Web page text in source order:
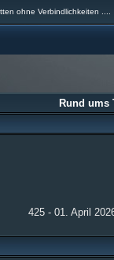
ohne Verbindlichkeiten ....
Rund ums
425 - 01. April